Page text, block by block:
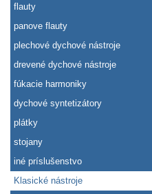
flauty
panove flauty
plechové dychové nástroje
drevené dychové nástroje
fúkacie harmoniky
dychové syntetizátory
plátky
stojany
iné príslušenstvo
Klasické nástroje